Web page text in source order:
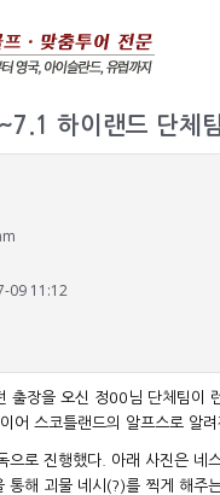
하이랜드 단체팀
09 11:12
장을 오신 정00님 단체팀이
어 스코틀랜드의 알프스로 알려
으로 진행했다. 아래 사진은 네
통해 괴물 네시(?)를 찍게 해주